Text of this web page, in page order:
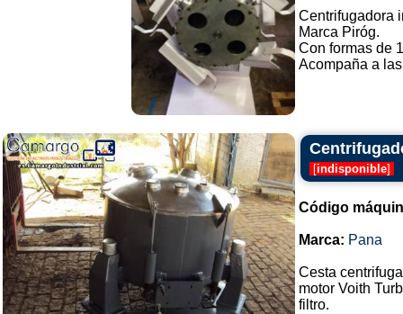
Centrifugadora
Marca Piróg.
Con formas de
Acompaña a
[indisponible]
Código
Marca: Pana
Cesta
motor Voith
filtro.